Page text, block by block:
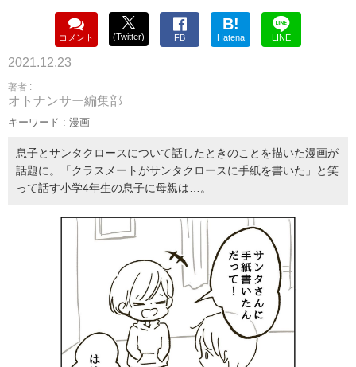
コメント (Twitter) FB
B!
Hatena LINE
2021.12.23
著者 :
オトナンサー編集部
キーワード : 漫画
息子とサンタクロースについて話したときのことを描いた漫画が
話題に。「クラスメートがサンタクロースに手紙を書いた」と笑
って話す小学4年生の息子に母親は…。